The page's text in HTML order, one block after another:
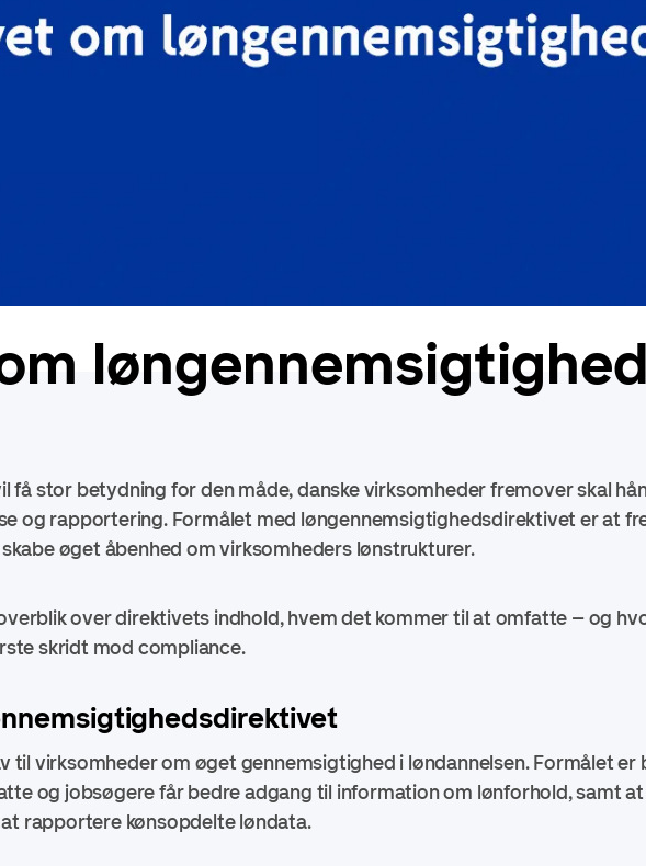
løngennemsigtighed
få stor betydning for den måde, danske virksomheder fremover skal
og rapportering. Formålet med løngennemsigtighedsdirektivet er at
øget åbenhed om virksomheders lønstrukturer.
over direktivets indhold, hvem det kommer til at omfatte – og
skridt mod compliance.
til virksomheder om øget gennemsigtighed i løndannelsen. Formålet er
og jobsøgere får bedre adgang til information om lønforhold, samt at
rapportere kønsopdelte løndata.